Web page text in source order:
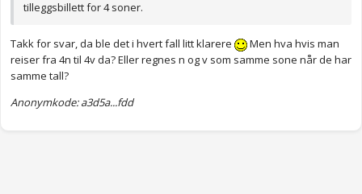
tilleggsbillett for 4 soner.
Takk for svar, da ble det i hvert fall litt klarere
Men hva hvis man
reiser fra 4n til 4v da? Eller regnes n og v som samme sone når de har
samme tall?
Anonymkode: a3d5a...fdd